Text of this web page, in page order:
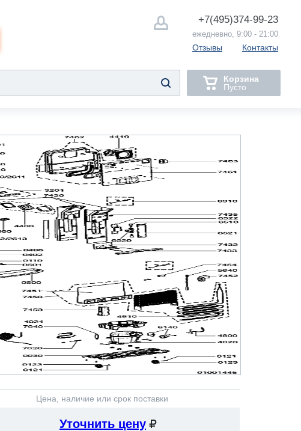
+7(495)374-99-23
ежедневно, 9:00 - 21:00
Отзывы Контакты
Корзина
Пусто
Цена, наличие или срок поставки
Уточнить цену